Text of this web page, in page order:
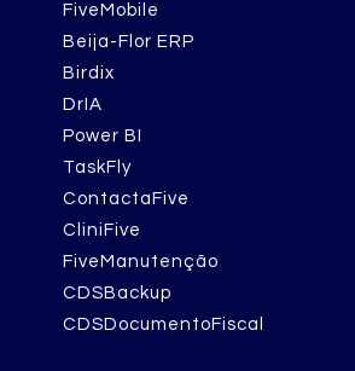
FiveMobile
Beija-Flor ERP
Birdix
DrIA
Power BI
TaskFly
ContactaFive
CliniFive
FiveManutenção
CDSBackup
CDSDocumentoFiscal